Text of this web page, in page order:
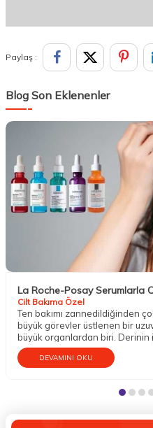
Paylaş :
Blog Son Eklenenler
La Roche-Posay Serumlarla
Cilt Bakıma Özel
Ten bakımı zannedildiğinden
büyük görevler üstlenen bir
büyük organlardan biri. Derinin
etkenlere karşı koruma altına
bulunur. Aynı zamanda
bakıma gereksinim duyduğu
DEVAMINI OKU